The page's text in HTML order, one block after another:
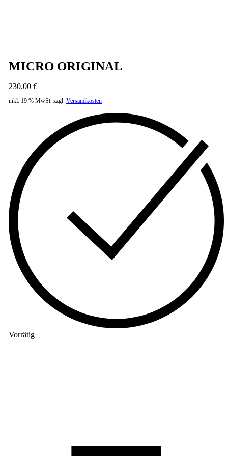
MICRO ORIGINAL
230,00 €
inkl. 19 % MwSt. zzgl. Versandkosten
Vorrätig